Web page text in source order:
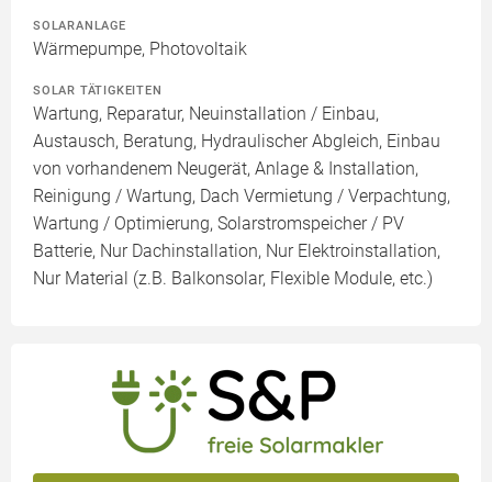
SOLARANLAGE
Wärmepumpe, Photovoltaik
SOLAR TÄTIGKEITEN
Wartung, Reparatur, Neuinstallation / Einbau,
Austausch, Beratung, Hydraulischer Abgleich, Einbau
von vorhandenem Neugerät, Anlage & Installation,
Reinigung / Wartung, Dach Vermietung / Verpachtung,
Wartung / Optimierung, Solarstromspeicher / PV
Batterie, Nur Dachinstallation, Nur Elektroinstallation,
Nur Material (z.B. Balkonsolar, Flexible Module, etc.)